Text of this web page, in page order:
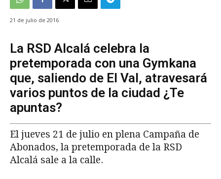
21 de julio de 2016
La RSD Alcalá celebra la
pretemporada con una Gymkana
que, saliendo de El Val, atravesará
varios puntos de la ciudad ¿Te
apuntas?
El jueves 21 de julio en plena Campaña de
Abonados, la pretemporada de la RSD
Alcalá sale a la calle.